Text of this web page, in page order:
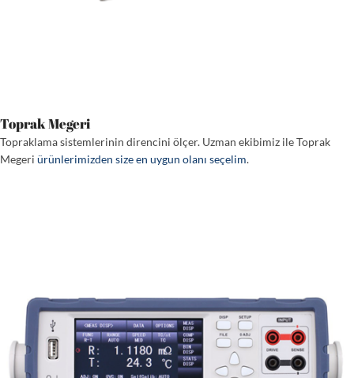
Toprak Megeri
Topraklama sistemlerinin direncini ölçer. Uzman ekibimiz ile Toprak
Megeri ürünlerimizden size en uygun olanı seçelim.